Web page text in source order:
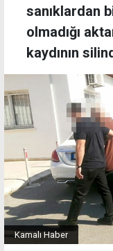
sanıklardan
olmadığı
kaydının
Kamalı Haber